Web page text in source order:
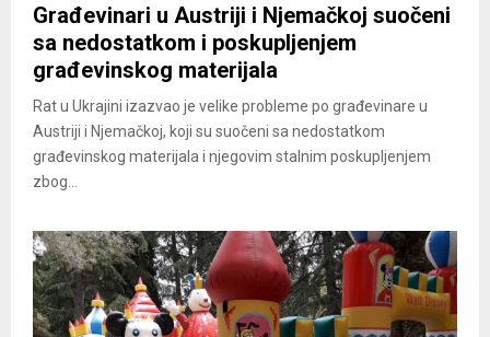
Građevinari u Austriji i Njemačkoj suočeni
sa nedostatkom i poskupljenjem
građevinskog materijala
Rat u Ukrajini izazvao je velike probleme po građevinare u
Austriji i Njemačkoj, koji su suočeni sa nedostatkom
građevinskog materijala i njegovim stalnim poskupljenjem
zbog...